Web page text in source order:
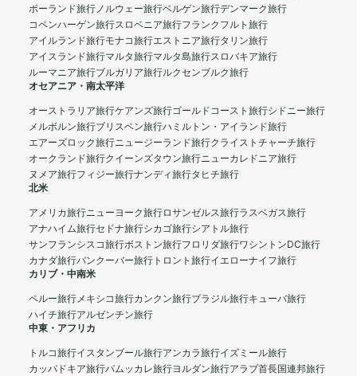
ポーランド旅行ノルウェー旅行ベルゲン旅行デンマーク旅行
コペンハーゲン旅行スロベニア旅行フランクフルト旅行
アイルランド旅行モナコ旅行エストニア旅行タリン旅行
アイスランド旅行マルタ旅行マルタ島旅行スロバキア旅行
ルーマニア旅行ブルガリア旅行ルクセンブルク旅行
オセアニア・南太平洋
オーストラリア旅行ケアンズ旅行ゴールドコースト旅行シドニー旅行
メルボルン旅行ブリスベン旅行ハミルトン・アイランド旅行
エアーズロック旅行ニュージーランド旅行クライストチャーチ旅行
オークランド旅行クイーンズタウン旅行ニューカレドニア旅行
ヌメア旅行フィジー旅行ナンディ旅行タヒチ旅行
北米
アメリカ旅行ニューヨーク旅行ロサンゼルス旅行ラスベガス旅行
アナハイム旅行セドナ旅行シカゴ旅行シアトル旅行
サンフランシスコ旅行ボストン旅行フロリダ旅行ワシントンDC旅行
カナダ旅行バンクーバー旅行 トロント旅行イエローナイフ旅行
カリブ・中南米
ペルー旅行メキシコ旅行カンクン旅行ブラジル旅行キューバ旅行
ハイチ旅行アルゼンチン旅行
中東・アフリカ
トルコ旅行イスタンブール旅行アンカラ旅行イズミール旅行
カッパドキア旅行パムッカレ旅行ヨルダン旅行アラブ首長国連邦旅行